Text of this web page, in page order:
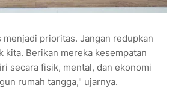
menjadi prioritas. Jangan redupkan
kita. Berikan mereka kesempatan
secara fisik, mental, dan ekonomi
rumah tangga," ujarnya.